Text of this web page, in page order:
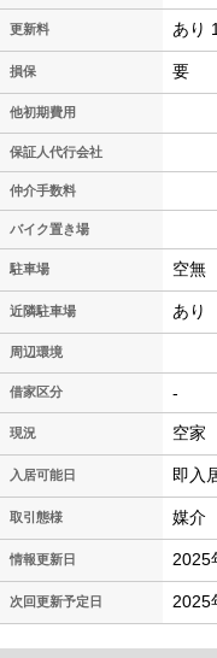
更新料 あり
損保 要
他初期費用
保証人代行会社
仲介手数料
バイク置き場
駐車場 空無
近隣駐車場 あり
周辺環境
借家区分 -
現況 空家
入居可能日 即入
取引態様 媒介
情報更新日 2025
次回更新予定日 2025